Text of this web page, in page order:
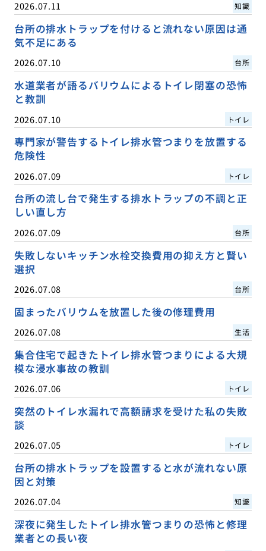
2026.07.11 知識
台所の排水トラップを付けると流れない原因は通
気不足にある
2026.07.10 台所
水道業者が語るバリウムによるトイレ閉塞の恐怖
と教訓
2026.07.10 トイレ
専門家が警告するトイレ排水管つまりを放置する
危険性
2026.07.09 トイレ
台所の流し台で発生する排水トラップの不調と正
しい直し方
2026.07.09 台所
失敗しないキッチン水栓交換費用の抑え方と賢い
選択
2026.07.08 台所
固まったバリウムを放置した後の修理費用
2026.07.08 生活
集合住宅で起きたトイレ排水管つまりによる大規
模な浸水事故の教訓
2026.07.06 トイレ
突然のトイレ水漏れで高額請求を受けた私の失敗
談
2026.07.05 トイレ
台所の排水トラップを設置すると水が流れない原
因と対策
2026.07.04 知識
深夜に発生したトイレ排水管つまりの恐怖と修理
業者との長い夜